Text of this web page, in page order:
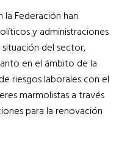
la Federación han
y administraciones
del sector,
en el ámbito de la
riesgos laborales con el
marmolistas a través
para la renovación